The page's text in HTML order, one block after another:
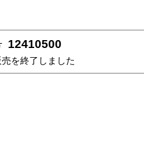
12410500
を終了しました